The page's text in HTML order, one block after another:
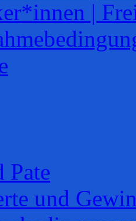
|
Pate
und